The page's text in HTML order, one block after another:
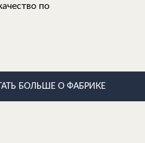
по
БОЛЬШЕ О ФАБРИКЕ